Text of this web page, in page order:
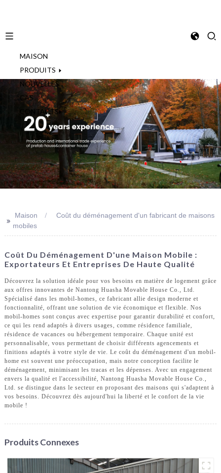
MAISON
PRODUITS
NOUVELLES
CAS
CONTACTS
>> Maison
Coût du déménagement d'un fabricant de maisons
mobiles
Coût Du Déménagement D'une Maison Mobile :
Exportateurs Et Entreprises De Haute Qualité
Découvrez la solution idéale pour vos besoins en matière de logement grâce
aux offres innovantes de Nantong Huasha Movable House Co., Ltd.
Spécialisé dans les mobil-homes, ce fabricant allie design moderne et
fonctionnalité, offrant une solution de vie économique et flexible. Nos
mobil-homes sont conçus avec expertise pour garantir durabilité et confort,
ce qui les rend adaptés à divers usages, comme résidence familiale,
résidence de vacances ou hébergement temporaire. Chaque unité est
personnalisable, vous permettant de choisir différents agencements et
finitions adaptés à votre style de vie. Le coût du déménagement d'un mobil-
home est souvent une préoccupation, mais notre conception facilite le
déménagement, minimisant les tracas et les dépenses. Avec un engagement
envers la qualité et l'accessibilité, Nantong Huasha Movable House Co.,
Ltd. se distingue dans le secteur en proposant des maisons qui s'adaptent à
vos besoins. Découvrez dès aujourd'hui la liberté et le confort de la vie
mobile !
Produits Connexes